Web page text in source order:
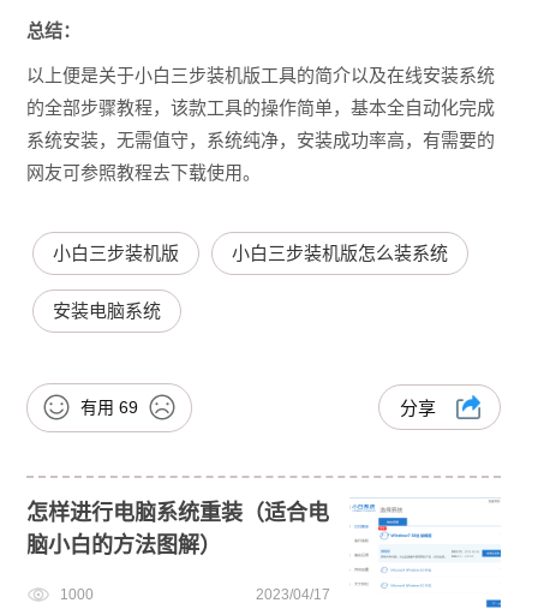
总结：
以上便是关于小白三步装机版工具的简介以及在线安装系统
的全部步骤教程，该款工具的操作简单，基本全自动化完成
系统安装，无需值守，系统纯净，安装成功率高，有需要的
网友可参照教程去下载使用。
小白三步装机版 小白三步装机版怎么装系统
安装电脑系统
有用 69 分享
怎样进行电脑系统重装（适合电
脑小白的方法图解）
1000 2023/04/17